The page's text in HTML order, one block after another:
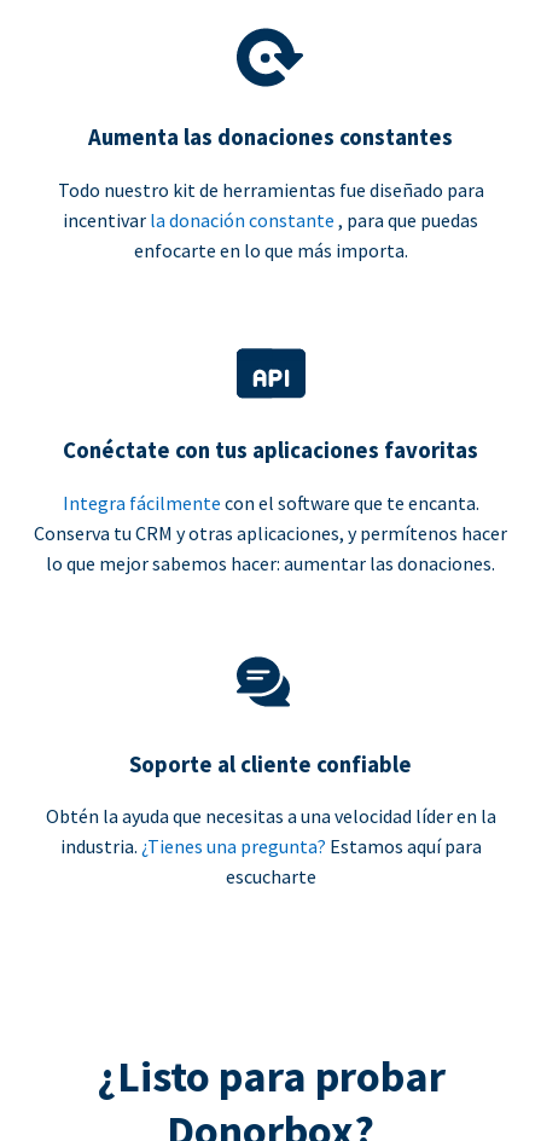
Aumenta las donaciones constantes
Todo nuestro kit de herramientas fue diseñado para
incentivar la donación constante , para que puedas
enfocarte en lo que más importa.
Conéctate con tus aplicaciones favoritas
Integra fácilmente con el software que te encanta.
Conserva tu CRM y otras aplicaciones, y permítenos hacer
lo que mejor sabemos hacer: aumentar las donaciones.
Soporte al cliente confiable
Obtén la ayuda que necesitas a una velocidad líder en la
industria. ¿Tienes una pregunta? Estamos aquí para
escucharte
¿Listo para probar